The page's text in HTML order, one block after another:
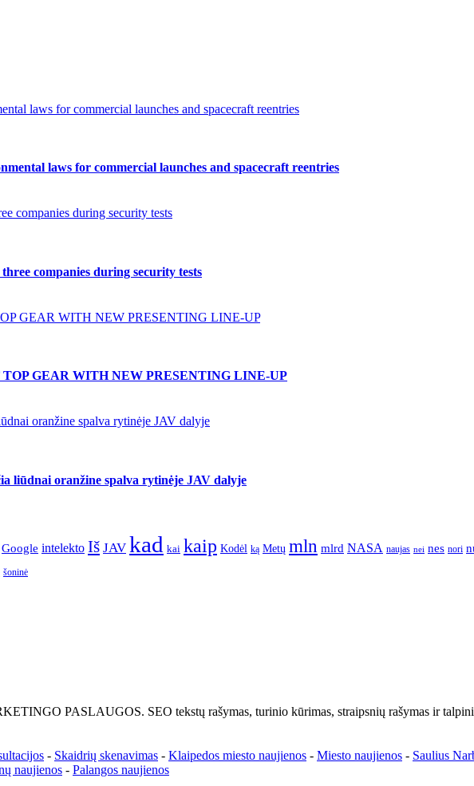
laws for commercial launches and spacecraft reentries
laws for commercial launches and spacecraft reentries
companies during security tests
companies during security tests
GEAR WITH NEW PRESENTING LINE-UP
GEAR WITH NEW PRESENTING LINE-UP
oranžine spalva rytinėje JAV dalyje
liūdnai oranžine spalva rytinėje JAV dalyje
Google intelekto Iš JAV kad kai kaip Kodėl ką Metų mln mlrd NASA naujas nei nes nori
šoninė
PASLAUGOS. SEO tekstų rašymas, turinio kūrimas, straipsnių rašymas ir
- Skaidrių skenavimas - Klaipedos miesto naujienos - Miesto naujienos - Saulius
naujienos - Palangos naujienos